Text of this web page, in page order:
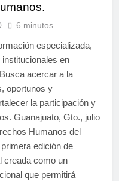
6 minutos
especializada,
en
acercar a la
oportunos y
la participación y
Guanajuato, Gto., julio
Humanos del
edición de
creada como un
que permitirá